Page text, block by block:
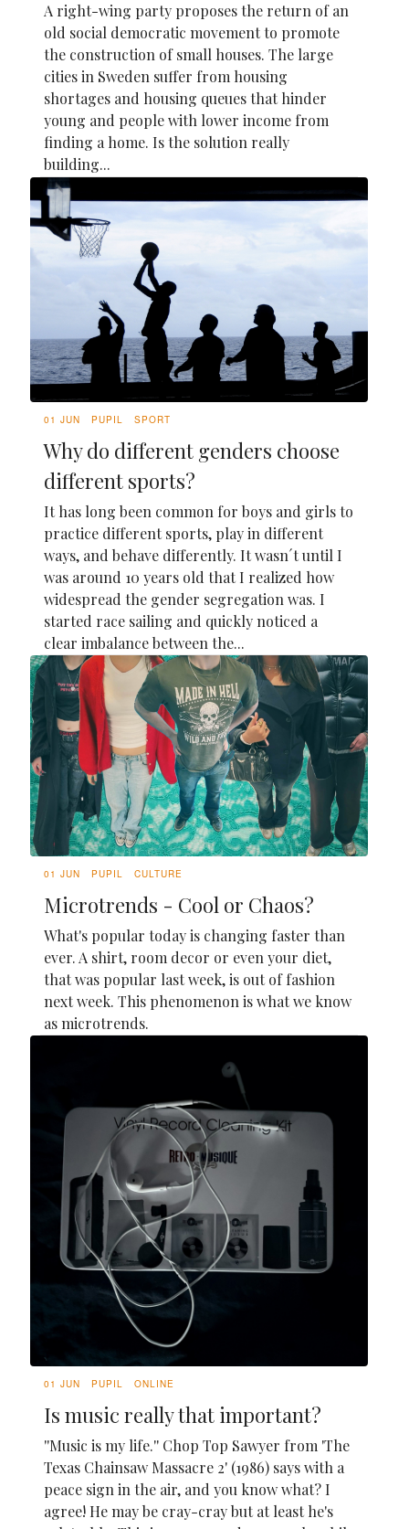
A right-wing party proposes the return of an
old social democratic movement to promote
the construction of small houses. The large
cities in Sweden suffer from housing
shortages and housing queues that hinder
young and people with lower income from
finding a home. Is the solution really
building...
01 JUN PUPIL SPORT
Why do different genders choose
different sports?
It has long been common for boys and girls to
practice different sports, play in different
ways, and behave differently. It wasn´t until I
was around 10 years old that I realized how
widespread the gender segregation was. I
started race sailing and quickly noticed a
clear imbalance between the...
01 JUN PUPIL CULTURE
Microtrends - Cool or Chaos?
What's popular today is changing faster than
ever. A shirt, room decor or even your diet,
that was popular last week, is out of fashion
next week. This phenomenon is what we know
as microtrends.
01 JUN PUPIL ONLINE
Is music really that important?
''Music is my life.'' Chop Top Sawyer from 'The
Texas Chainsaw Massacre 2' (1986) says with a
peace sign in the air, and you know what? I
agree! He may be cray-cray but at least he's